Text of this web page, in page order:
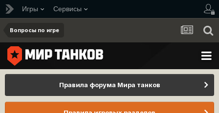
Игры Сервисы
Вопросы по игре
Правила форума Мира танков